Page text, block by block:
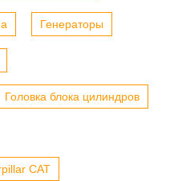
Генераторы
Головка блока цилиндров
CAT